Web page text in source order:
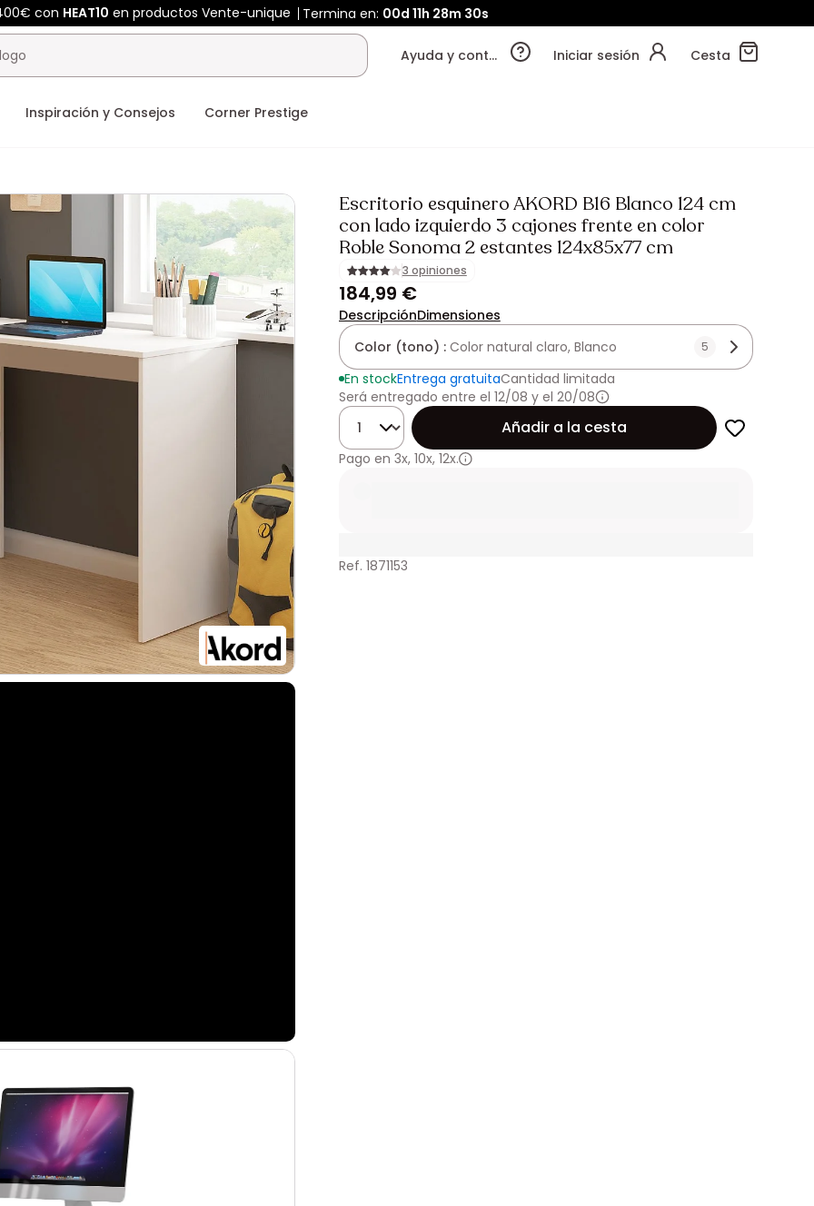
con HEAT10 en productos Vente-unique Termina en: 00d 11h 28m 29s
Ayuda y contacto Iniciar sesión Cesta
Inspiración y Consejos Corner Prestige
Escritorio esquinero AKORD B16 Blanco 124 cm
con lado izquierdo 3 cajones frente en color
Roble Sonoma 2 estantes 124x85x77 cm
3 opiniones
184,99 €
DescripciónDimensiones
Color (tono) : Color natural claro, Blanco 5
En stockEntrega gratuitaCantidad limitada
Será entregado entre el 12/08 y el 20/08
Cantidad
Añadir a la cesta
Pago en 3x, 10x, 12x.
Ref. 1871153